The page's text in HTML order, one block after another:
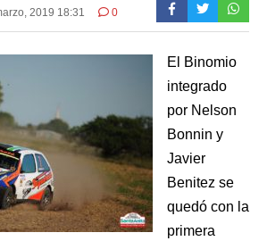
2019 18:31 0
El Binomio
integrado
por Nelson
Bonnin y
Javier
Benitez se
quedó con la
primera